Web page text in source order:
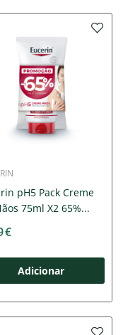
pH5 Pack Creme
75ml X2 65%...
€
Adicionar